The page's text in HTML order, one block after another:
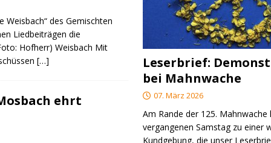
Weisbach“ des Gemischten
Liedbeiträgen die
Hofherr) Weisbach Mit
[…]
ehrt
Leserbrief:
bei Mahnwache
07. März 2026
Am Rande der 125.
vergangenen Samstag zu einer
Kundgebung, die unser